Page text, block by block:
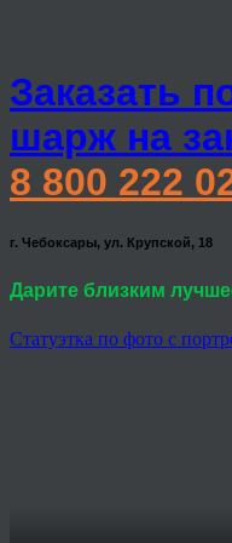
Заказать
шарж на
8 800 222
г. Чебоксары, ул. Крупской, 18
Дарите близким
Статуэтка по фото с